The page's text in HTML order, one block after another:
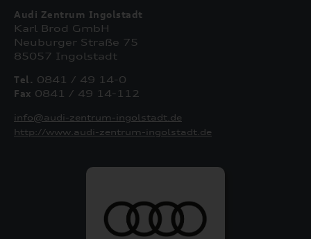
Audi Zentrum Ingolstadt
Karl Brod GmbH
Neuburger Straße 75
85057 Ingolstadt
Tel. 0841 / 49 14-0
Fax 0841 / 49 14-112
info@audi-zentrum-ingolstadt.de
http://www.audi-zentrum-ingolstadt.de